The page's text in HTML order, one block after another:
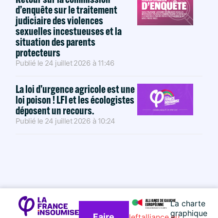
d’enquête sur le traitement
judiciaire des violences
sexuelles incestueuses et la
situation des parents
protecteurs
Publié le 24 juillet 2026 à 11:46
La loi d’urgence agricole est une
loi poison ! LFI et les écologistes
déposent un recours.
Publié le 24 juillet 2026 à 10:24
La charte
graphique